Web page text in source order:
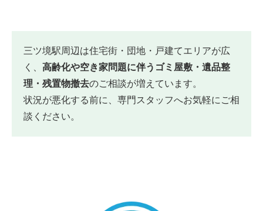
三ツ境駅周辺は住宅街・団地・戸建てエリアが広
く、 高齢化や空き家問題に伴うゴミ屋敷・遺品整
理・残置物撤去のご相談が増えています。
状況が悪化する前に、専門スタッフへお気軽にご相
談ください。